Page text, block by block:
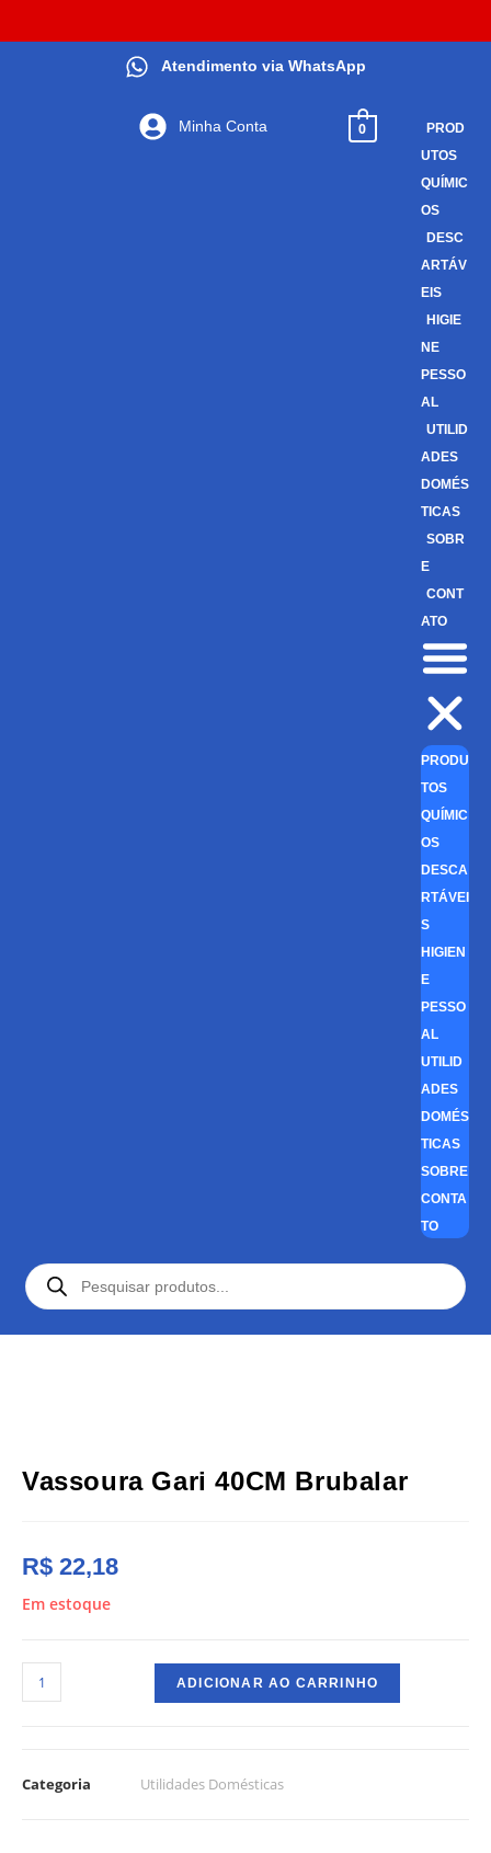
Atendimento via WhatsApp
Minha Conta 0
PROD
UTOS
QUÍMIC
OS
DESC
ARTÁV
EIS
HIGIE
NE
PESSO
AL
UTILID
ADES
DOMÉS
TICAS
SOBR
E
CONT
ATO
PRODU
TOS
QUÍMIC
OS
DESCA
RTÁVEI
S
HIGIEN
E
PESSO
AL
UTILID
ADES
DOMÉS
TICAS
SOBRE
CONTA
TO
Vassoura Gari 40CM Brubalar
R$ 22,18
Em estoque
ADICIONAR AO CARRINHO
Categoria Utilidades Domésticas